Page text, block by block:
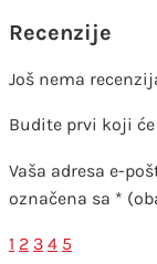
Recenzije
Još nema
Budite prvi koji
Vaša adresa e-
označena sa *
1 2 3 4 5